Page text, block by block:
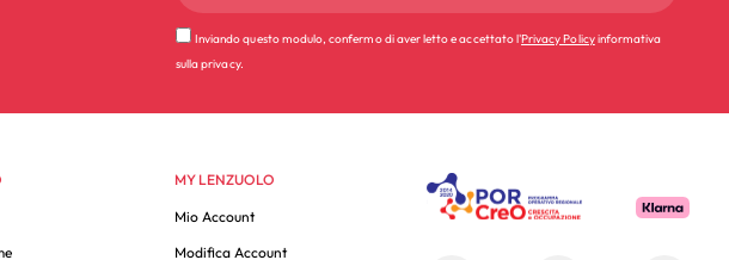
Inviando questo modulo, confermo di aver letto e accettato l'Privacy Policyinformativa
sulla privacy.
MY LENZUOLO
Mio Account
Modifica Account